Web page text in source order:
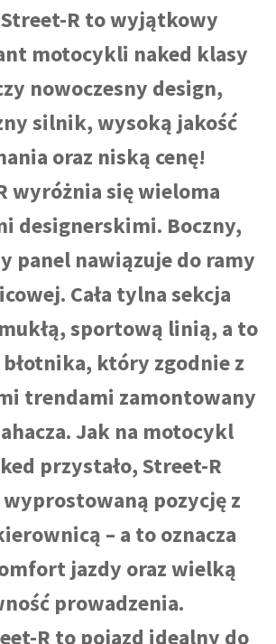
R to wyjątkowy
motocykli naked klasy
nowoczesny design,
silnik, wysoką jakość
oraz niską cenę!
wyróżnia się wieloma
designerskimi. Boczny,
panel nawiązuje do ramy
Cała tylna sekcja
sportową linią, a to
błotnika, który zgodnie z
trendami zamontowany
Jak na motocykl
przystało, Street-R
pozycję z
– a to oznacza
jazdy oraz wielką
prowadzenia.
R to pojazd idealny do